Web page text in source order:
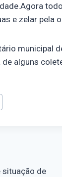
e zelar pela
municipal
alguns
situação de